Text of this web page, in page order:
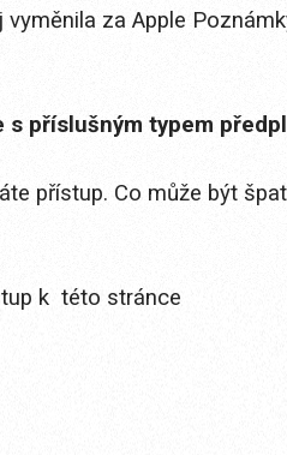
za Apple
příslušným typem
přístup. Co může být
k této stránce